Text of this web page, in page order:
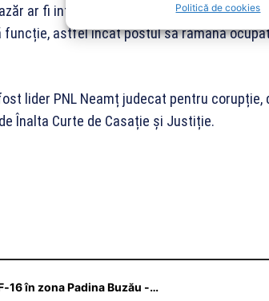
Politică de cookies
ar fi intervenit pentru ca titularul postului
funcție, astfel încât postul să rămână
lider PNL Neamț judecat pentru corupție,
Înalta Curte de Casație și Justiție.
în zona Padina Buzău -…